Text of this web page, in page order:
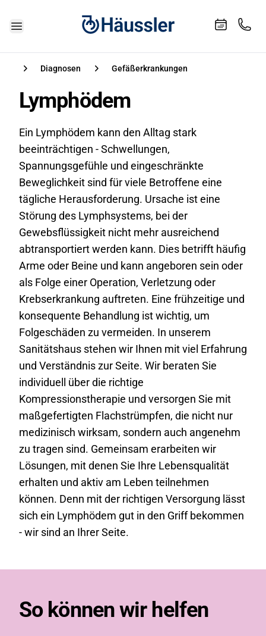
Hauptmenü öffnen
Häussler. Ihr Sanitätshaus
Diagnosen Gefäßerkrankungen
Lymphödem
Ein Lymphödem kann den Alltag stark
beeinträchtigen - Schwellungen,
Spannungsgefühle und eingeschränkte
Beweglichkeit sind für viele Betroffene eine
tägliche Herausforderung. Ursache ist eine
Störung des Lymphsystems, bei der
Gewebsflüssigkeit nicht mehr ausreichend
abtransportiert werden kann. Dies betrifft häufig
Arme oder Beine und kann angeboren sein oder
als Folge einer Operation, Verletzung oder
Krebserkrankung auftreten. Eine frühzeitige und
konsequente Behandlung ist wichtig, um
Folgeschäden zu vermeiden. In unserem
Sanitätshaus stehen wir Ihnen mit viel Erfahrung
und Verständnis zur Seite. Wir beraten Sie
individuell über die richtige
Kompressionstherapie und versorgen Sie mit
maßgefertigten Flachstrümpfen, die nicht nur
medizinisch wirksam, sondern auch angenehm
zu tragen sind. Gemeinsam erarbeiten wir
Lösungen, mit denen Sie Ihre Lebensqualität
erhalten und aktiv am Leben teilnehmen
können. Denn mit der richtigen Versorgung lässt
sich ein Lymphödem gut in den Griff bekommen
- wir sind an Ihrer Seite.
So können wir helfen